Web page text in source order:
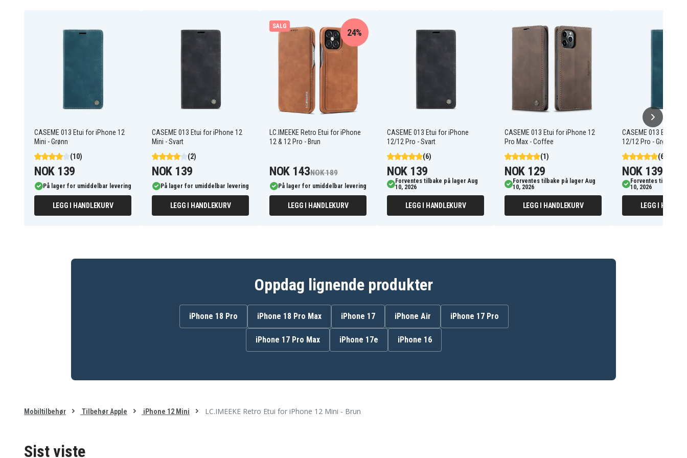
CASEME 013 Etui for iPhone 12
Mini - Grønn
(10)
NOK 139
På lager for umiddelbar levering
LEGG I HANDLEKURV
CASEME 013 Etui for iPhone 12
Mini - Svart
(2)
NOK 139
På lager for umiddelbar levering
LEGG I HANDLEKURV
SALG
LC.IMEEKE Retro Etui for iPhone
12 & 12 Pro - Brun
24%
NOK 143NOK 189
På lager for umiddelbar levering
LEGG I HANDLEKURV
CASEME 013 Etui for iPhone
12/12 Pro - Svart
(6)
NOK 139
Forventes tilbake på lager Aug
10, 2026
LEGG I HANDLEKURV
CASEME 013 Etui for iPhone 12
Pro Max - Coffee
(1)
NOK 129
Forventes tilbake på lager Aug
10, 2026
LEGG I HANDLEKURV
CASEME 013 Etui for
12/12 Pro - Grønn
(6)
NOK 139
Forventes tilbake
10, 2026
LEGG I
Oppdag lignende produkter
iPhone 18 Pro iPhone 18 Pro Max iPhone 17 iPhone Air iPhone 17 Pro
iPhone 17 Pro Max iPhone 17e iPhone 16
Mobiltilbehør Tilbehør Apple iPhone 12 Mini LC.IMEEKE Retro Etui for iPhone 12 Mini - Brun
Sist viste